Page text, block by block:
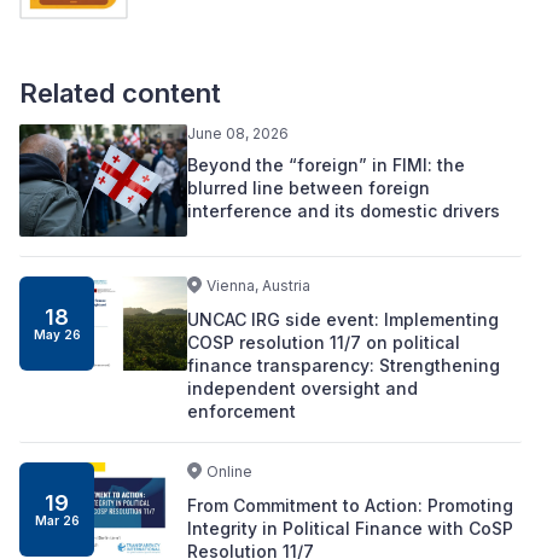
Related content
June 08, 2026
Beyond the “foreign” in FIMI: the
blurred line between foreign
interference and its domestic drivers
18
May 26
Vienna, Austria
UNCAC IRG side event: Implementing
COSP resolution 11/7 on political
finance transparency: Strengthening
independent oversight and
enforcement
19
Mar 26
Online
From Commitment to Action: Promoting
Integrity in Political Finance with CoSP
Resolution 11/7